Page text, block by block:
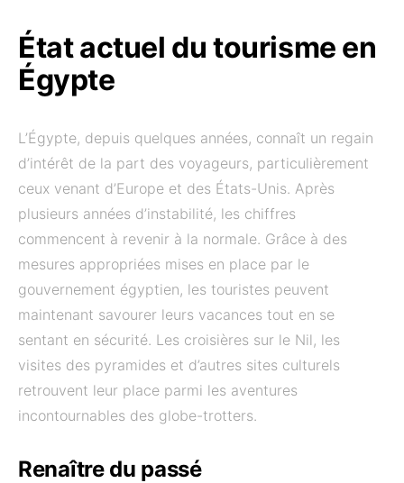
État actuel du tourisme en
Égypte
L’Égypte, depuis quelques années, connaît un regain
d’intérêt de la part des voyageurs, particulièrement
ceux venant d’Europe et des États-Unis. Après
plusieurs années d’instabilité, les chiffres
commencent à revenir à la normale. Grâce à des
mesures appropriées mises en place par le
gouvernement égyptien, les touristes peuvent
maintenant savourer leurs vacances tout en se
sentant en sécurité. Les croisières sur le Nil, les
visites des pyramides et d’autres sites culturels
retrouvent leur place parmi les aventures
incontournables des globe-trotters.
Renaître du passé